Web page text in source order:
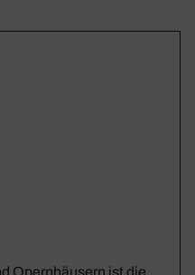
Opernhäusern ist die